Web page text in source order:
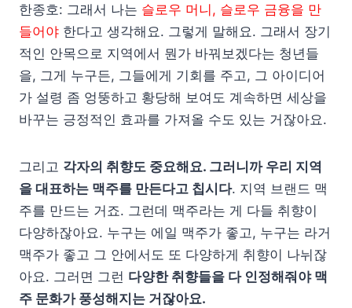
한종호: 그래서 나는 슬로우 머니, 슬로우 금융을 만
들어야 한다고 생각해요. 그렇게 말해요. 그래서 장기
적인 안목으로 지역에서 뭔가 바꿔보겠다는 청년들
을, 그게 누구든, 그들에게 기회를 주고, 그 아이디어
가 설령 좀 엉뚱하고 황당해 보여도 계속하면 세상을
바꾸는 긍정적인 효과를 가져올 수도 있는 거잖아요.
그리고 각자의 취향도 중요해요. 그러니까 우리 지역
을 대표하는 맥주를 만든다고 칩시다. 지역 브랜드 맥
주를 만드는 거죠. 그런데 맥주라는 게 다들 취향이
다양하잖아요. 누구는 에일 맥주가 좋고, 누구는 라거
맥주가 좋고 그 안에서도 또 다양하게 취향이 나뉘잖
아요. 그러면 그런 다양한 취향들을 다 인정해줘야 맥
주 문화가 풍성해지는 거잖아요.